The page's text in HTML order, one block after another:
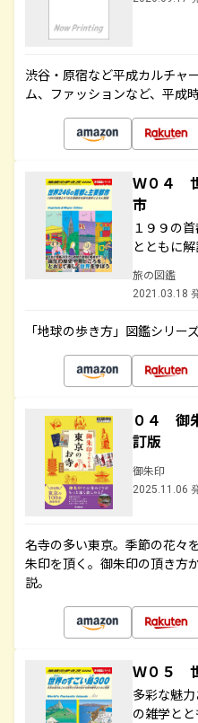
渋谷・原宿など平成カルチャ
ム、ファッションなど、平成
Ｗ０４
市
１９９の
とともに
旅の図鑑
2021.03.18
「地球の歩き方」図鑑シリー
０４ 御
訂版
御朱印
2025.11.06
名寺の多い東京。季節の花々
朱印を頂く。御朱印の頂き方
説。
Ｗ０５
多彩な魅
の雑学と